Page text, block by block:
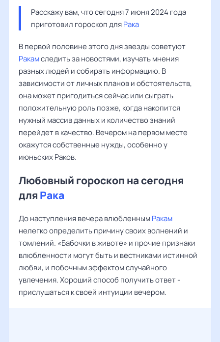
Расскажу вам, что сегодня 7 июня 2024 года
приготовил гороскоп для Рака
В первой половине этого дня звезды советуют
Ракамследить за новостями, изучать мнения
разных людей и собирать информацию. В
зависимости от личных планов и обстоятельств,
она может пригодиться сейчас или сыграть
положительную роль позже, когда накопится
нужный массив данных и количество знаний
перейдет в качество. Вечером на первом месте
окажутся собственные нужды, особенно у
июньских Раков.
Любовный гороскоп на сегодня
для Рака
До наступления вечера влюбленнымРакам
нелегко определить причину своих волнений и
томлений. «Бабочки в животе» и прочие признаки
влюбленности могут быть и вестниками истинной
любви, и побочным эффектом случайного
увлечения. Хороший способ получить ответ -
прислушаться к своей интуиции вечером.